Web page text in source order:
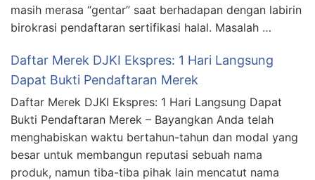
masih merasa “gentar” saat berhadapan dengan labirin
birokrasi pendaftaran sertifikasi halal. Masalah …
Daftar Merek DJKI Ekspres: 1 Hari Langsung
Dapat Bukti Pendaftaran Merek
Daftar Merek DJKI Ekspres: 1 Hari Langsung Dapat
Bukti Pendaftaran Merek – Bayangkan Anda telah
menghabiskan waktu bertahun-tahun dan modal yang
besar untuk membangun reputasi sebuah nama
produk, namun tiba-tiba pihak lain mencatut nama